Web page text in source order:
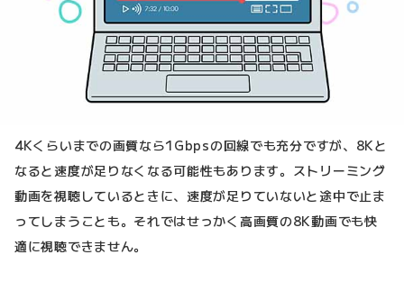
4Kくらいまでの画質なら1Gbpsの回線でも充分ですが、8Kと
なると速度が足りなくなる可能性もあります。ストリーミング
動画を視聴しているときに、速度が足りていないと途中で止ま
ってしまうことも。それではせっかく高画質の8K動画でも快
適に視聴できません。